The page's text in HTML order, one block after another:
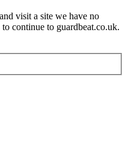
visit a site we have no
continue to guardbeat.co.uk.